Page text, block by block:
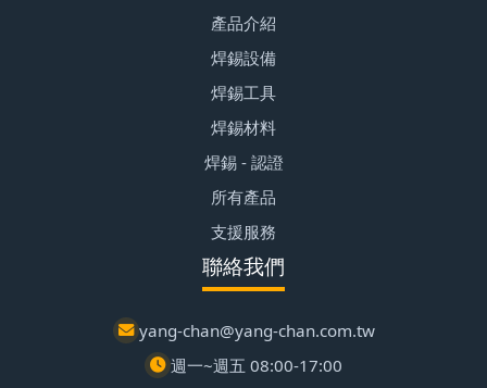
產品介紹
焊錫設備
焊錫工具
焊錫材料
焊錫 - 認證
所有產品
支援服務
聯絡我們
yang-chan@yang-chan.com.tw
週一~週五 08:00-17:00